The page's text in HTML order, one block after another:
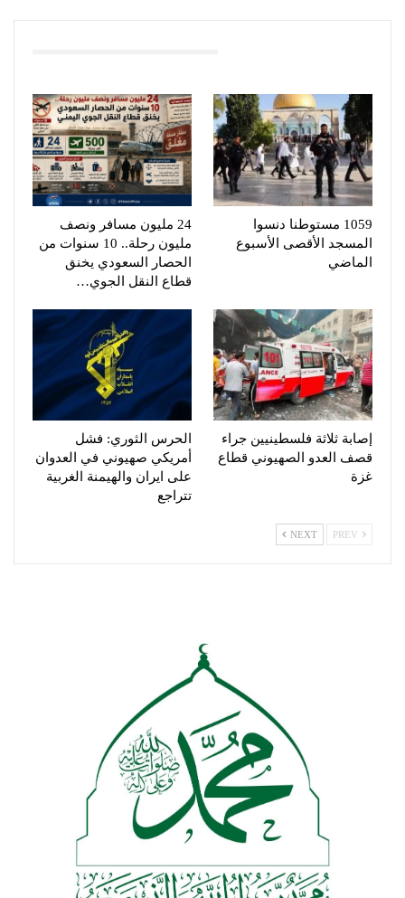
1059 مستوطنا دنسوا
المسجد الأقصى الأسبوع
الماضي
24 مليون مسافر ونصف
مليون رحلة.. 10 سنوات من
الحصار السعودي يخنق
قطاع النقل الجوي…
إصابة ثلاثة فلسطينيين جراء
قصف العدو الصهيوني قطاع
غزة
الحرس الثوري: فشل
أمريكي صهيوني في العدوان
على ايران والهيمنة الغربية
تتراجع
NEXT